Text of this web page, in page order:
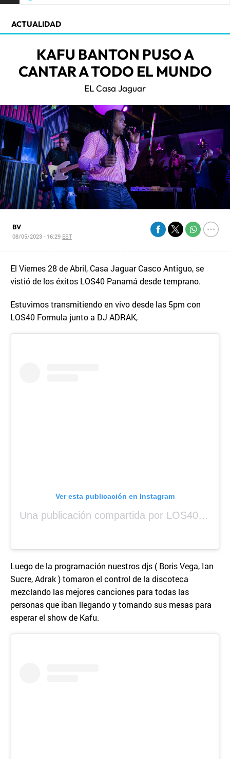
ACTUALIDAD
KAFU BANTON PUSO A
CANTAR A TODO EL MUNDO
EL Casa Jaguar
BV
08/05/2023 - 16:29 EST
El Viernes 28 de Abril, Casa Jaguar Casco Antiguo, se
vistió de los éxitos LOS40 Panamá desde temprano.
Estuvimos transmitiendo en vivo desde las 5pm con
LOS40 Formula junto a DJ ADRAK,
Ver esta publicación en Instagram
Una publicación compartida por LOS40 Panamá (@los40panama)
Luego de la programación nuestros djs ( Boris Vega, Ian
Sucre, Adrak ) tomaron el control de la discoteca
mezclando las mejores canciones para todas las
personas que iban llegando y tomando sus mesas para
esperar el show de Kafu.